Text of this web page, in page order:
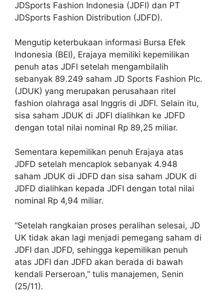
JDSports Fashion Indonesia (JDFI) dan PT
JDSports Fashion Distribution (JDFD).
Mengutip keterbukaan informasi Bursa Efek
Indonesia (BEI), Erajaya memiliki kepemilikan
penuh atas JDFI setelah mengambilalih
sebanyak 89.249 saham JD Sports Fashion Plc.
(JDUK) yang merupakan perusahaan ritel
fashion olahraga asal Inggris di JDFI. Selain itu,
sisa saham JDUK di JDFI dialihkan ke JDFD
dengan total nilai nominal Rp 89,25 miliar.
Sementara kepemilikan penuh Erajaya atas
JDFD setelah mencaplok sebanyak 4.948
saham JDUK di JDFD dan sisa saham JDUK di
JDFD dialihkan kepada JDFI dengan total nilai
nominal Rp 4,94 miliar.
“Setelah rangkaian proses peralihan selesai, JD
UK tidak akan lagi menjadi pemegang saham di
JDFI dan JDFD, sehingga kepemilikan penuh
atas JDFI dan JDFD akan berada di bawah
kendali Perseroan,” tulis manajemen, Senin
(25/11).